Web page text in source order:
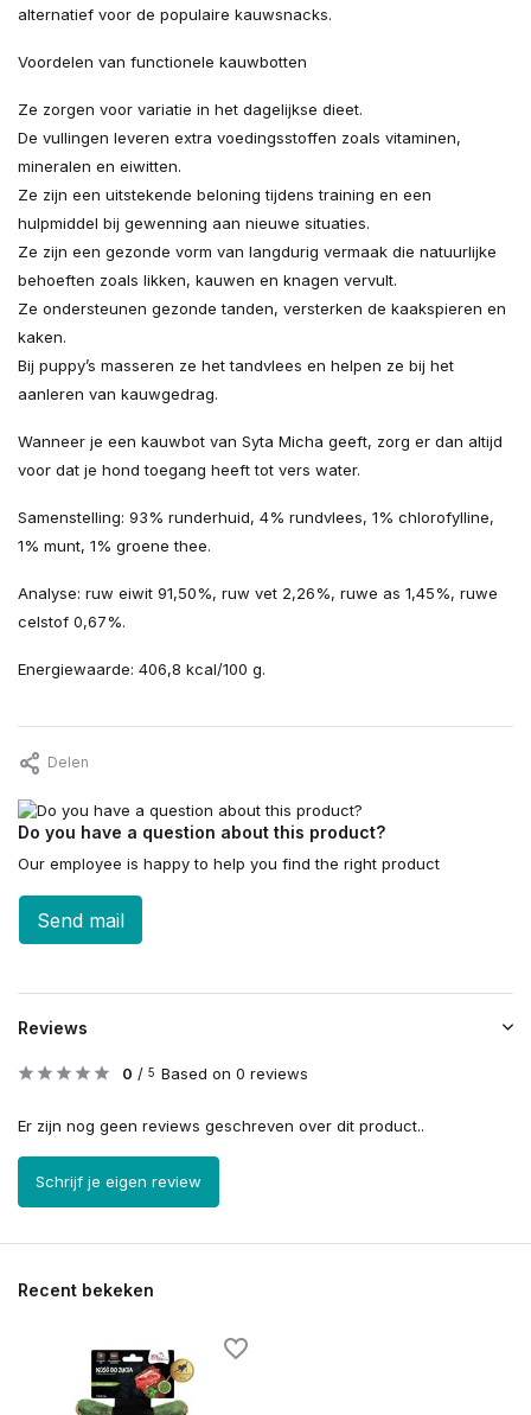
alternatief voor de populaire kauwsnacks.
Voordelen van functionele kauwbotten
Ze zorgen voor variatie in het dagelijkse dieet.
De vullingen leveren extra voedingsstoffen zoals vitaminen,
mineralen en eiwitten.
Ze zijn een uitstekende beloning tijdens training en een
hulpmiddel bij gewenning aan nieuwe situaties.
Ze zijn een gezonde vorm van langdurig vermaak die natuurlijke
behoeften zoals likken, kauwen en knagen vervult.
Ze ondersteunen gezonde tanden, versterken de kaakspieren en
kaken.
Bij puppy’s masseren ze het tandvlees en helpen ze bij het
aanleren van kauwgedrag.
Wanneer je een kauwbot van Syta Micha geeft, zorg er dan altijd
voor dat je hond toegang heeft tot vers water.
Samenstelling: 93% runderhuid, 4% rundvlees, 1% chlorofylline,
1% munt, 1% groene thee.
Analyse: ruw eiwit 91,50%, ruw vet 2,26%, ruwe as 1,45%, ruwe
celstof 0,67%.
Energiewaarde: 406,8 kcal/100 g.
Delen
Do you have a question about this product?
Our employee is happy to help you find the right product
Send mail
Reviews
0 / 5 Based on 0 reviews
Er zijn nog geen reviews geschreven over dit product..
Schrijf je eigen review
Recent bekeken